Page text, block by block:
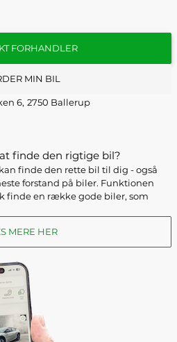
FORHANDLER
MIN BIL
6, 2750 Ballerup
finde den rigtige bil?
finde den rette bil til dig - også
forstand på biler. Funktionen
finde en række gode biler, som
MERE HER